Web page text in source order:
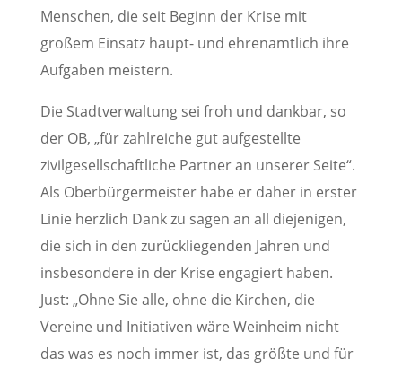
Menschen, die seit Beginn der Krise mit
großem Einsatz haupt- und ehrenamtlich ihre
Aufgaben meistern.
Die Stadtverwaltung sei froh und dankbar, so
der OB, „für zahlreiche gut aufgestellte
zivilgesellschaftliche Partner an unserer Seite“.
Als Oberbürgermeister habe er daher in erster
Linie herzlich Dank zu sagen an all diejenigen,
die sich in den zurückliegenden Jahren und
insbesondere in der Krise engagiert haben.
Just: „Ohne Sie alle, ohne die Kirchen, die
Vereine und Initiativen wäre Weinheim nicht
das was es noch immer ist, das größte und für